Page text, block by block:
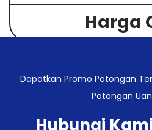
Harga
Dapatkan Promo Potongan
Potongan
Hubungi